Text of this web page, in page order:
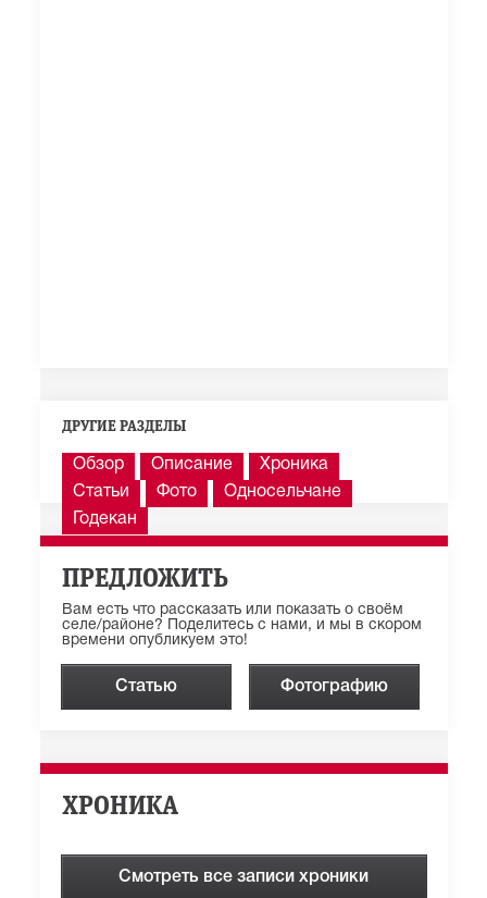
ДРУГИЕ РАЗДЕЛЫ
Обзор Описание
Хроника
Статьи
Фото
Односельчане
Годекан
ПРЕДЛОЖИТЬ
Вам есть что рассказать или показать о своём
селе/районе? Поделитесь с нами, и мы в скором
времени опубликуем это!
Статью Фотографию
ХРОНИКА
Смотреть все записи хроники